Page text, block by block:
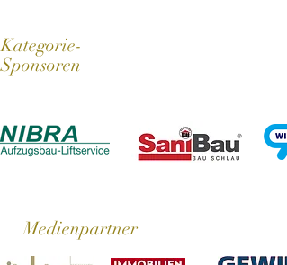
Kategorie-
Sponsoren
Medienpartner